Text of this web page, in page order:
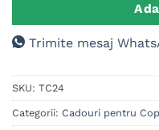
Trimite mesaj
SKU: TC24
Categorii: Cadouri pentru